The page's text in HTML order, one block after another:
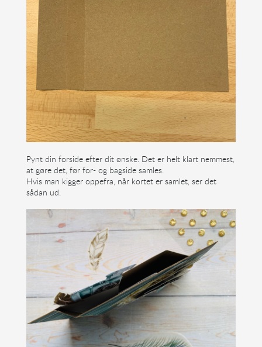
Pynt din forside efter dit ønske. Det er helt klart nemmest,
at gøre det, før for- og bagside samles.
Hvis man kigger oppefra, når kortet er samlet, ser det
sådan ud.